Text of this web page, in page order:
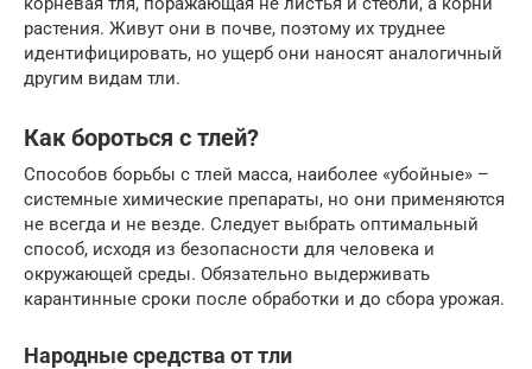
растения. Живут они в почве, поэтому их труднее
идентифицировать, но ущерб они наносят аналогичный
другим видам тли.
Как бороться с тлей?
Способов борьбы с тлей масса, наиболее «убойные» –
системные химические препараты, но они применяются
не всегда и не везде. Следует выбрать оптимальный
способ, исходя из безопасности для человека и
окружающей среды. Обязательно выдерживать
карантинные сроки после обработки и до сбора урожая.
Народные средства от тли